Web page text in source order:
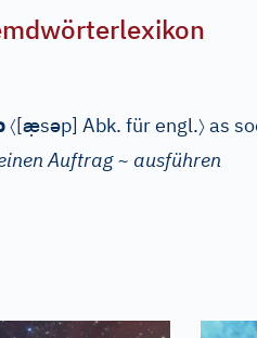
〈[æ̣səp] Abk. fürengl.〉as
Auftrag ~ ausführen